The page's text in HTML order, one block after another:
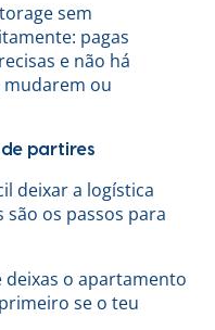
sem
pagas
e não há
mudarem ou
partires
deixar a logística
os passos para
deixas o apartamento
se o teu